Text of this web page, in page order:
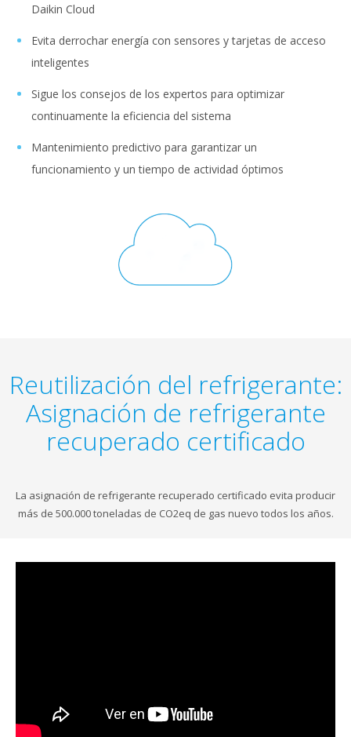
Daikin Cloud
Evita derrochar energía con sensores y tarjetas de acceso
inteligentes
Sigue los consejos de los expertos para optimizar
continuamente la eficiencia del sistema
Mantenimiento predictivo para garantizar un
funcionamiento y un tiempo de actividad óptimos
Reutilización del refrigerante:
Asignación de refrigerante
recuperado certificado
La asignación de refrigerante recuperado certificado evita producir
más de 500.000 toneladas de CO2eq de gas nuevo todos los años.